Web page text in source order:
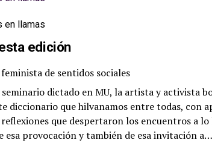
edición
de sentidos sociales
dictado en MU, la artista y activista
diccionario que hilvanamos entre todas, con
que despertaron los encuentros a lo
esa provocación y también de esa invitación a…